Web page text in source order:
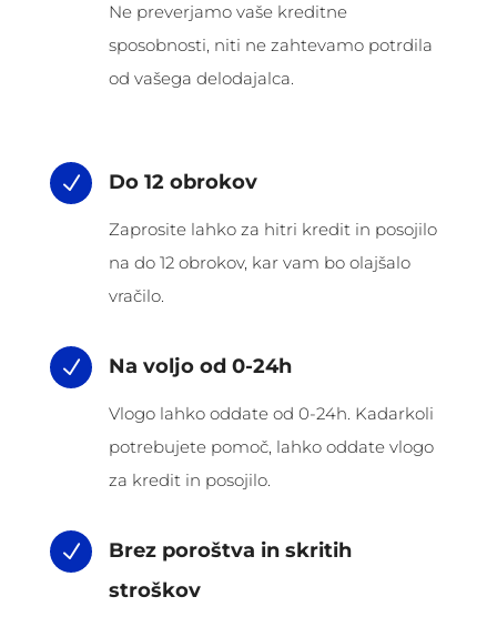
Ne preverjamo vaše kreditne
sposobnosti, niti ne zahtevamo potrdila
od vašega delodajalca.
N Do 12 obrokov
Zaprosite lahko za hitri kredit in posojilo
na do 12 obrokov, kar vam bo olajšalo
vračilo.
N Na voljo od 0-24h
Vlogo lahko oddate od 0-24h. Kadarkoli
potrebujete pomoč, lahko oddate vlogo
za kredit in posojilo.
N
Brez poroštva in skritih
stroškov